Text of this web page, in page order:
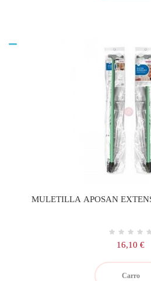
MULETILLA APOSAN
Precio
16,10 €
Carro